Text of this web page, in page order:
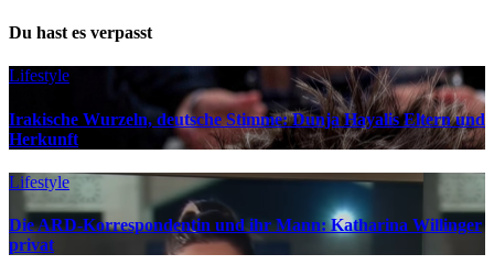
Du hast es verpasst
Lifestyle
Irakische Wurzeln, deutsche Stimme: Dunja Hayalis Eltern und
Herkunft
Lifestyle
Die ARD-Korrespondentin und ihr Mann: Katharina Willinger
privat